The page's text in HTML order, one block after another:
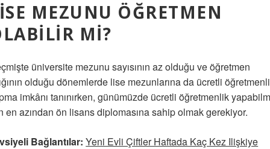
MEZUNU ÖĞRETMEN
MI?
üniversite mezunu sayısının az olduğu ve öğretmen
olduğu dönemlerde lise mezunlarına da ücretli
imkânı tanınırken, günümüzde ücretli öğretmenlik
en azından ön lisans diplomasına sahip olmak gerekiyor.
Bağlantılar: Yeni Evli Çiftler Haftada Kaç Kez Ilişkiye